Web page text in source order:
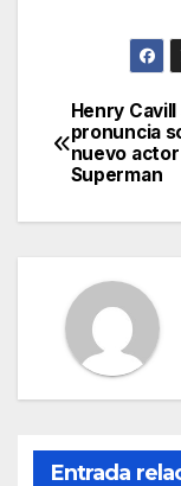
de
Henry Cavill
pronuncia
nuevo
Superman
Entrada